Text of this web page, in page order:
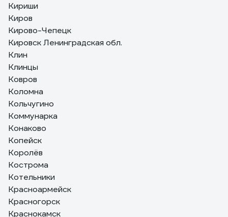
Кириши
Киров
Кирово-Чепецк
Кировск Ленинградская обл.
Клин
Клинцы
Ковров
Коломна
Кольчугино
Коммунарка
Конаково
Копейск
Королёв
Кострома
Котельники
Красноармейск
Красногорск
Краснокамск